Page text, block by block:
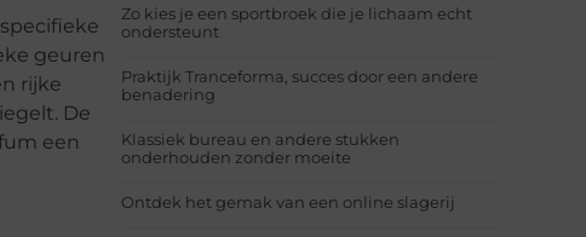
geuren
rijke
De
een
Zo kies je een sportbroek die je lichaam echt
ondersteunt
Praktijk Tranceforma, succes door een andere
benadering
Klassiek bureau en andere stukken
onderhouden zonder moeite
Ontdek het gemak van een online slagerij